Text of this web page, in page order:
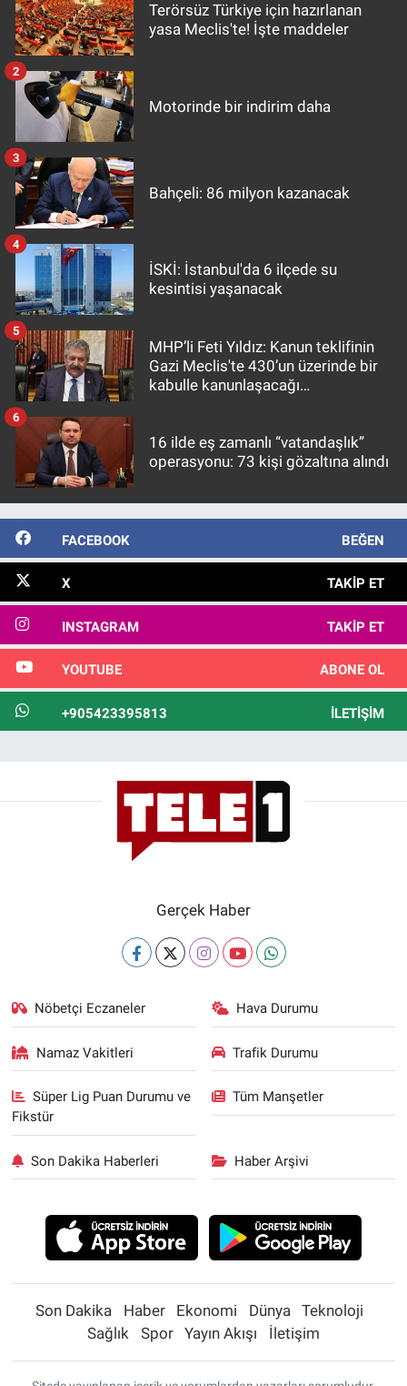
Terörsüz Türkiye için hazırlanan
yasa Meclis'te! İşte maddeler
Motorinde bir indirim daha
2
Bahçeli: 86 milyon kazanacak
3
İSKİ: İstanbul'da 6 ilçede su
kesintisi yaşanacak
4
MHP’li Feti Yıldız: Kanun teklifinin
Gazi Meclis'te 430’un üzerinde bir
kabulle kanunlaşacağı
5
16 ilde eş zamanlı “vatandaşlık”
operasyonu: 73 kişi gözaltına alındı
6
FACEBOOK BEĞEN
X TAKIP ET
INSTAGRAM TAKIP ET
YOUTUBE ABONE OL
+905423395813 İLETIŞIM
Gerçek Haber
Nöbetçi Eczaneler Hava Durumu
Namaz Vakitleri Trafik Durumu
Süper Lig Puan Durumu ve
Fikstür
Tüm Manşetler
Son Dakika Haberleri Haber Arşivi
Son Dakika Haber Ekonomi Dünya
Teknoloji
Sağlık
Spor Yayın Akışı İletişim